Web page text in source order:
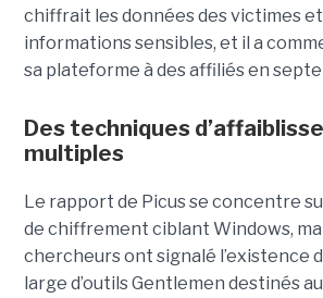
chiffrait les données des victimes
informations sensibles, et il a
sa plateforme à des affiliés en
Des techniques
multiples
Le rapport de Picus se concentre
de chiffrement ciblant Windows,
chercheurs ont signalé l’existence
large d’outils Gentlemen destinés